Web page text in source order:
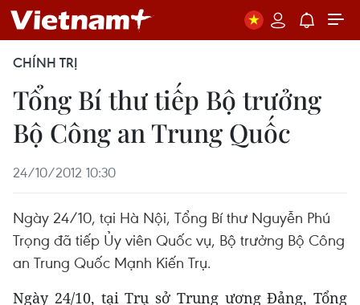
CHÍNH TRỊ
Tổng Bí thư tiếp Bộ trưởng
Bộ Công an Trung Quốc
24/10/2012 10:30
Ngày 24/10, tại Hà Nội, Tổng Bí thư Nguyễn Phú
Trọng đã tiếp Ủy viên Quốc vụ, Bộ trưởng Bộ Công
an Trung Quốc Mạnh Kiến Trụ.
Ngày 24/10, tại Trụ sở Trung ương Đảng, Tổng